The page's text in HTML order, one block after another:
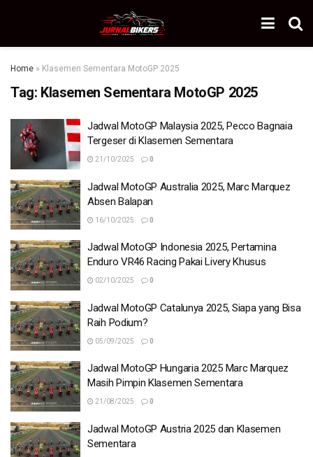
Home » Klasemen Sementara MotoGP 2025
Tag: Klasemen Sementara MotoGP 2025
Jadwal MotoGP Malaysia 2025, Pecco Bagnaia
Tergeser di Klasemen Sementara
21/10/2025 0
Jadwal MotoGP Australia 2025, Marc Marquez
Absen Balapan
16/10/2025 0
Jadwal MotoGP Indonesia 2025, Pertamina
Enduro VR46 Racing Pakai Livery Khusus
02/10/2025 0
Jadwal MotoGP Catalunya 2025, Siapa yang Bisa
Raih Podium?
05/09/2025 0
Jadwal MotoGP Hungaria 2025 Marc Marquez
Masih Pimpin Klasemen Sementara
21/08/2025 0
Jadwal MotoGP Austria 2025 dan Klasemen
Sementara